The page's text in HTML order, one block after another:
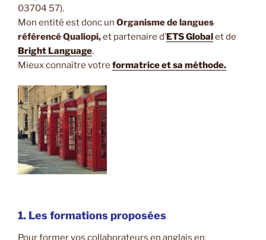
03704 57).
Mon entité est donc un Organisme de langues
référencé Qualiopi,et partenaire d’ETS Globalet de
Bright Language.
Mieux connaître votre formatrice et sa méthode.
1. Les formations proposées
Pour former vos collaborateurs en anglais en